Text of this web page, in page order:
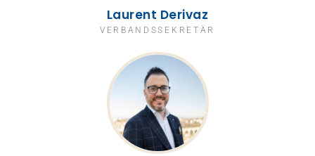
Laurent Derivaz
VERBANDSSEKRETÄR